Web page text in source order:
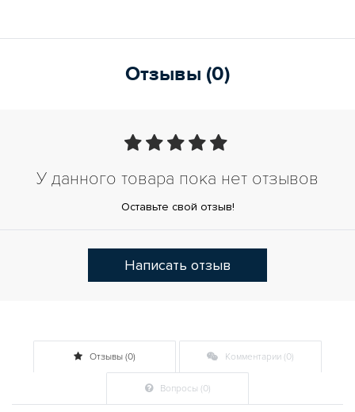
Отзывы (0)
У данного товара пока нет отзывов
Оставьте свой отзыв!
Написать отзыв
Отзывы (0) Комментарии (0)
Вопросы (0)